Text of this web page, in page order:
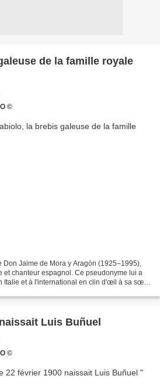
de la famille royale
©
Don Jaime de Mora y Aragón (1925–1995),
et chanteur espagnol. Ce pseudonyme lui a
Italie et à l'international en clin d'œil à sa sœur
Luis Buñuel
©